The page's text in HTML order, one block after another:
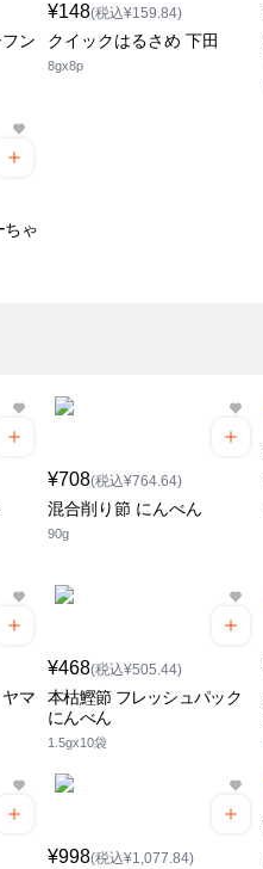
ン
¥148(税込¥159.84)
クイックはるさめ 下田
8gx8p
ちゃ
¥708(税込¥764.64)
混合削り節 にんべん
90g
マ
¥468(税込¥505.44)
本枯鰹節 フレッシュパック
にんべん
1.5gx10袋
¥998(税込¥1,077.84)